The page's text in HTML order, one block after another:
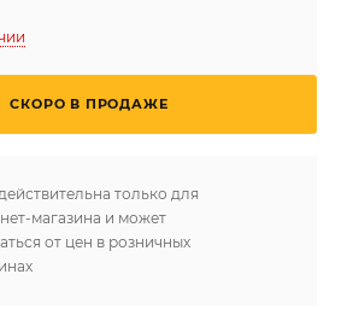
СКОРО В ПРОДАЖЕ
только для
магазина и может
от цен в розничных